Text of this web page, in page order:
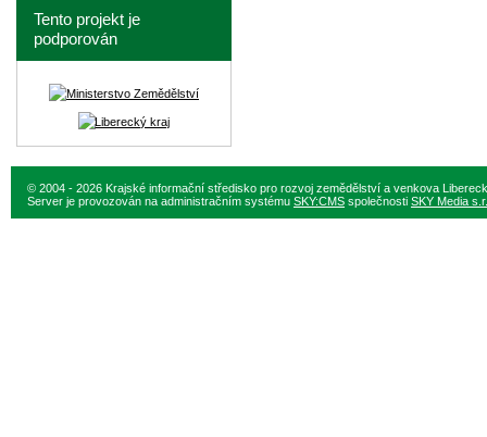
Tento projekt je
podporován
© 2004 - 2026 Krajské informační středisko pro rozvoj zemědělství a venkova
Server je provozován na administračním systému SKY:CMS společnosti SKY Media